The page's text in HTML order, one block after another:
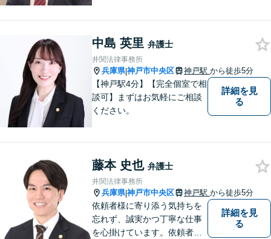
ら徒歩約３分、大倉山駅から
約9分
中島 英里 弁護士
井関法律事務所
兵庫県|神戸市中央区 神戸駅 から徒歩5分
【神戸駅4分】【完全個室で相
談可】まずはお気軽にご相談
ください。
詳細を見
る
藤本 史也 弁護士
井関法律事務所
兵庫県|神戸市中央区 神戸駅 から徒歩5分
依頼者様に寄り添う気持ちを
忘れず、誠実かつ丁寧な仕事
を心掛けています。依頼者様
詳細を見
る